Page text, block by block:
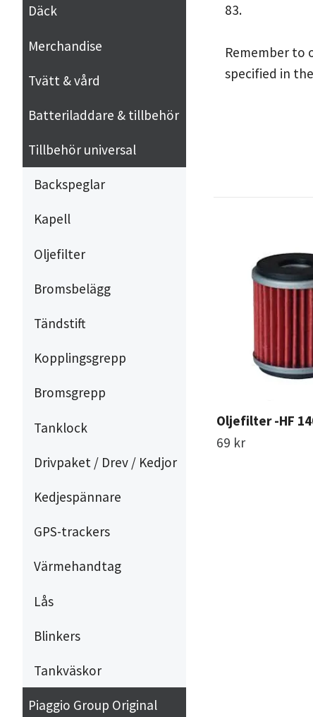
Däck
Merchandise
Tvätt & vård
Batteriladdare & tillbehör
Tillbehör universal
Backspeglar
Kapell
Oljefilter
Bromsbelägg
Tändstift
Kopplingsgrepp
Bromsgrepp
Tanklock
Drivpaket / Drev / Kedjor
Kedjespännare
GPS-trackers
Värmehandtag
Lås
Blinkers
Tankväskor
Piaggio Group Original
83.
Remember to
specified in
Oljefilter -HF
69 kr